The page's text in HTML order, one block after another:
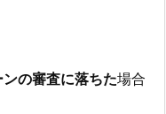
の審査に落ちた場合